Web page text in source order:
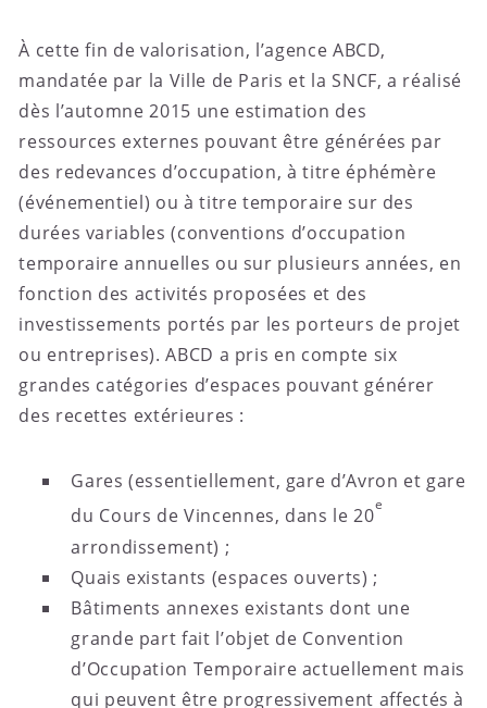
À cette fin de valorisation, l’agence ABCD,
mandatée par la Ville de Paris et la SNCF, a réalisé
dès l’automne 2015 une estimation des
ressources externes pouvant être générées par
des redevances d’occupation, à titre éphémère
(événementiel) ou à titre temporaire sur des
durées variables (conventions d’occupation
temporaire annuelles ou sur plusieurs années, en
fonction des activités proposées et des
investissements portés par les porteurs de projet
ou entreprises). ABCD a pris en compte six
grandes catégories d’espaces pouvant générer
des recettes extérieures :
Gares (essentiellement, gare d’Avron et gare
du Cours de Vincennes, dans le 20
e
arrondissement) ;
Quais existants (espaces ouverts) ;
Bâtiments annexes existants dont une
grande part fait l’objet de Convention
d’Occupation Temporaire actuellement mais
qui peuvent être progressivement affectés à